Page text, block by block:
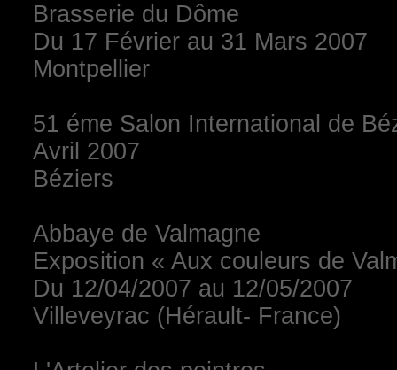
Brasserie du Dôme
Du 17 Février au 31 Mars 2007
Montpellier
51 éme Salon International de
Avril 2007
Béziers
Abbaye de Valmagne
Exposition « Aux couleurs de
Du 12/04/2007 au 12/05/2007
Villeveyrac (Hérault- France)